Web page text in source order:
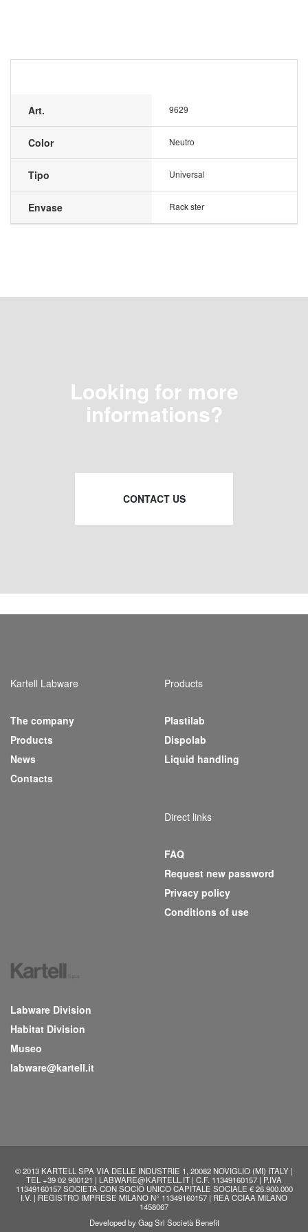
Art. 9629
Color Neutro
Tipo Universal
Envase Rack ster
Looking for more
informations?
CONTACT US
Kartell Labware
The company
Products(current)
News
Contacts
Products
Plastilab
Dispolab
Liquid handling
Direct links
FAQ
Request new password
Privacy policy
Conditions of use
Labware Division
Habitat Division
Museo
labware@kartell.it
© 2013 KARTELL SPA VIA DELLE INDUSTRIE 1, 20082 NOVIGLIO (MI) ITALY |
TEL +39 02 900121 | LABWARE@KARTELL.IT | C.F. 11349160157 | P.IVA
11349160157 SOCIETA CON SOCIO UNICO CAPITALE SOCIALE € 26.900.000
I.V. | REGISTRO IMPRESE MILANO N° 11349160157 | REA CCIAA MILANO
1458067
Developed byGag Srl Società Benefit